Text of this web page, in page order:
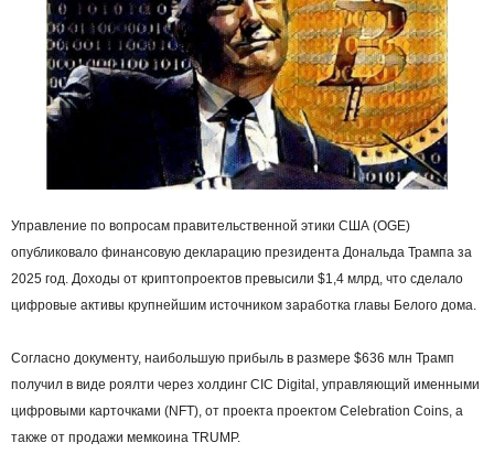
Управление по вопросам правительственной этики США (OGE)
опубликовало финансовую декларацию президента Дональда Трампа за
2025 год. Доходы от криптопроектов превысили $1,4 млрд, что сделало
цифровые активы крупнейшим источником заработка главы Белого дома.
Согласно документу, наибольшую прибыль в размере $636 млн Трамп
получил в виде роялти через холдинг CIC Digital, управляющий именными
цифровыми карточками (NFT), от проекта проектом Celebration Coins, а
также от продажи мемкоина TRUMP.